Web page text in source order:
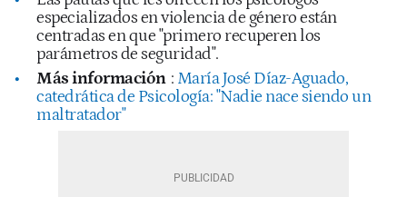
especializados en violencia de género están
centradas en que "primero recuperen los
parámetros de seguridad".
Más información : María José Díaz-Aguado,
catedrática de Psicología: "Nadie nace siendo un
maltratador"